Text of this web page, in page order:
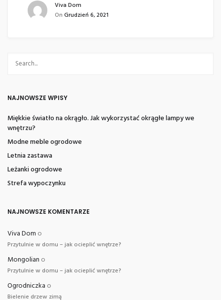
Viva Dom
On Grudzień 6, 2021
NAJNOWSZE WPISY
Miękkie światło na okrągło. Jak wykorzystać okrągłe lampy we
wnętrzu?
Modne meble ogrodowe
Letnia zastawa
Leżanki ogrodowe
Strefa wypoczynku
NAJNOWSZE KOMENTARZE
Viva Dom o
Przytulnie w domu – jak ocieplić wnętrze?
Mongolian o
Przytulnie w domu – jak ocieplić wnętrze?
Ogrodniczka o
Bielenie drzew zimą